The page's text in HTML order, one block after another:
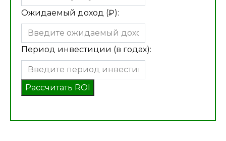
Ожидаемый доход (₽):
Период инвестиции (в годах):
Рассчитать ROI